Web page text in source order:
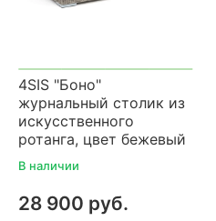
4SIS "Боно"
журнальный столик из
искусственного
ротанга, цвет бежевый
В наличии
28 900 руб.